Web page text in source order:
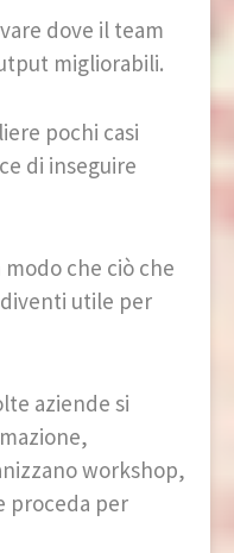
dove il team
migliorabili.
pochi casi
di inseguire
che ciò che
utile per
aziende si
workshop,
proceda per